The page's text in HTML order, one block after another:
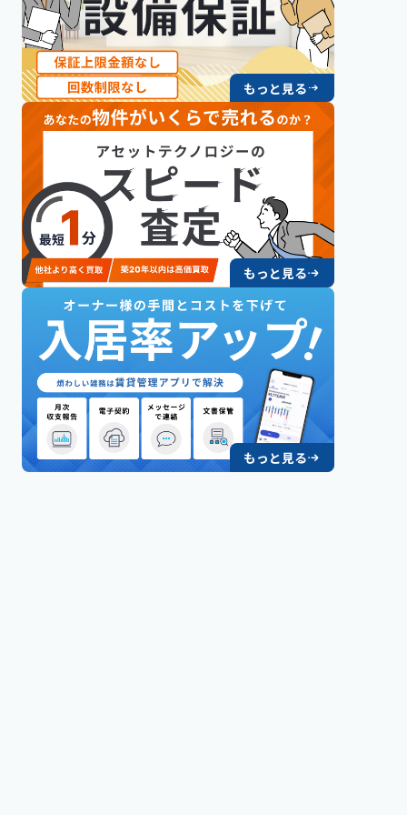
もっと見る
もっと見る
もっと見る